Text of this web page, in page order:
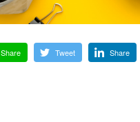
Share Tweet Share